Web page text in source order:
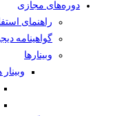
دوره‌های مجازی
راهنمای
گواهینامه
وبینار‌ها